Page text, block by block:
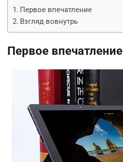
Первое впечатление
Взгляд вовнутрь
Первое впечатление